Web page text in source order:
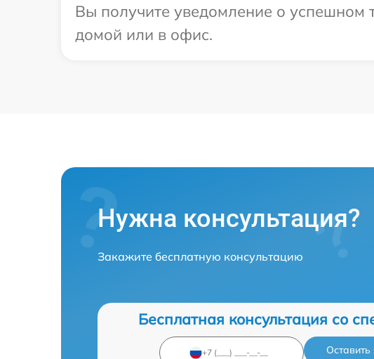
Вы получите уведомление о успешном
домой или в офис.
Нужна консультация?
Закажите бесплатную консультацию
Бесплатная консультация со
Оставить